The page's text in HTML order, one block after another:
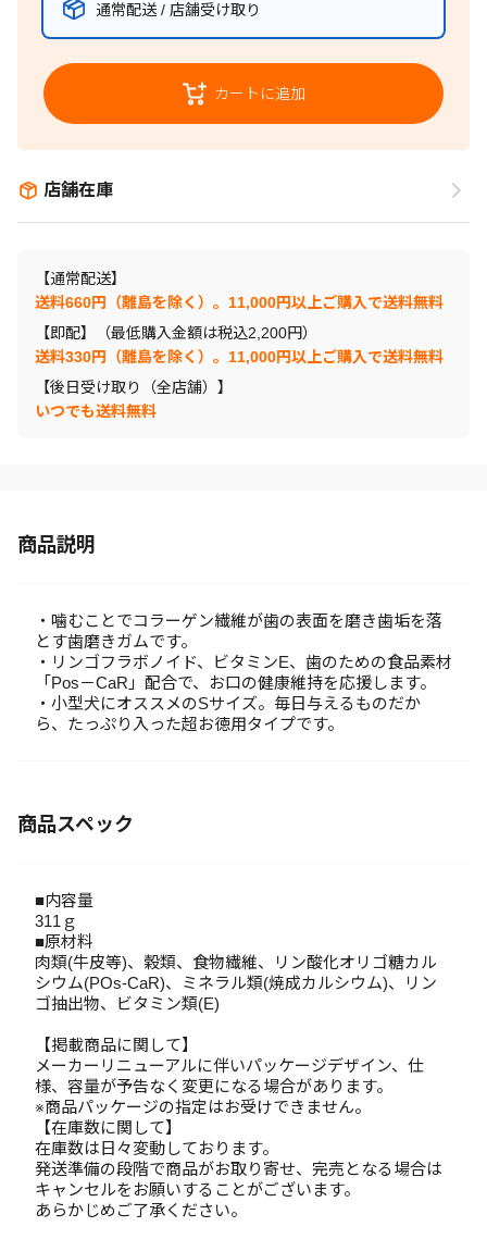
通常配送 / 店舗受け取り
カートに追加
店舗在庫
【通常配送】
送料660円（離島を除く）。11,000円以上ご購入で送料無料
【即配】（最低購入金額は税込2,200円）
送料330円（離島を除く）。11,000円以上ご購入で送料無料
【後日受け取り（全店舗）】
いつでも送料無料
商品説明
・噛むことでコラーゲン繊維が歯の表面を磨き歯垢を落
とす歯磨きガムです。
・リンゴフラボノイド、ビタミンE、歯のための食品素材
「Pos－CaR」配合で、お口の健康維持を応援します。
・小型犬にオススメのSサイズ。毎日与えるものだか
ら、たっぷり入った超お徳用タイプです。
商品スペック
■内容量
311ｇ
■原材料
肉類(牛皮等)、穀類、食物繊維、リン酸化オリゴ糖カル
シウム(POs-CaR)、ミネラル類(焼成カルシウム)、リン
ゴ抽出物、ビタミン類(E)
【掲載商品に関して】
メーカーリニューアルに伴いパッケージデザイン、仕
様、容量が予告なく変更になる場合があります。
※商品パッケージの指定はお受けできません。
【在庫数に関して】
在庫数は日々変動しております。
発送準備の段階で商品がお取り寄せ、完売となる場合は
キャンセルをお願いすることがございます。
あらかじめご了承ください。